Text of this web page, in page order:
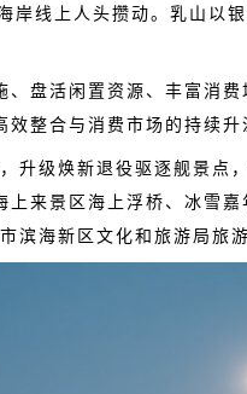
岸线上人头攒动。乳山以
、盘活闲置资源、丰富消
整合与消费市场的持续升
升级焕新退役驱逐舰景点
来景区海上浮桥、冰雪
滨海新区文化和旅游局旅